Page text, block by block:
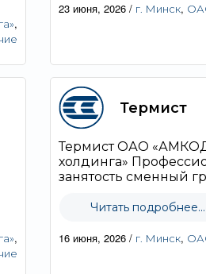
,
23 июня, 2026 / г. Минск,
,
Термист
Термист ОАО
холдинга»
занятость сменный
Читать подробнее...
16 июня, 2026 / г. Минск,